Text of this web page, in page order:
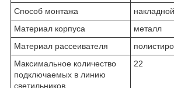
Способ монтажа
Материал корпуса
металл
Материал рассеивателя
Максимальное количество
подключаемых в линию
светильников
22